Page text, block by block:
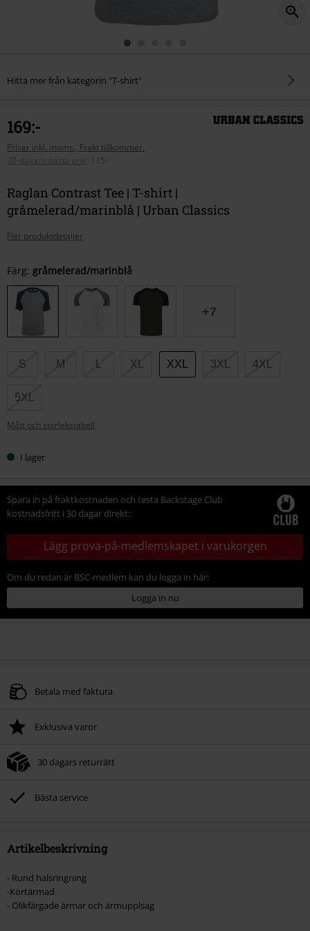
Hitta mer från kategorin "T-shirt"
169:-
Priser inkl. moms., Frakt tillkommer.
30-dagars bästa pris
115:-
Raglan Contrast Tee | T-shirt |
gråmelerad/marinblå | Urban Classics
Fler produktdetaljer
Välj
din
storlek
Färg: gråmelerad/marinblå
+7
S M XL XXL 3XL 4XL
5XL
Mått och storlekstabell
I lager
Spara in på fraktkostnaden och testa Backstage Club
kostnadsfritt i 30 dagar direkt:
Lägg prova-på-medlemskapet i varukorgen
Om du redan är BSC-medlem kan du logga in här:
Logga in nu
Betala med faktura
Exklusiva varor
30 dagars returrätt
Bästa service
Artikelbeskrivning
- Rund halsringning
-Kortärmad
- Olikfärgade ärmar och ärmupplsag